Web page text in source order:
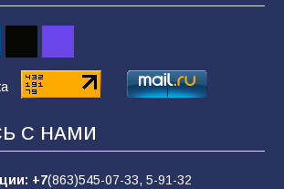
№ 35 дети освоили
профессии в ходе
не возьмёшь»: почему
о мобилизации — это
разведка
С НАМИ
+7(863)545-07-33, 5-91-32